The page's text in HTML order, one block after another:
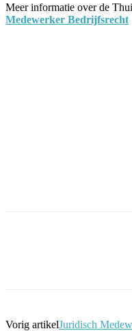
Meer informatie over de
Medewerker Bedrijfsrecht
Vorig artikelJuridisch